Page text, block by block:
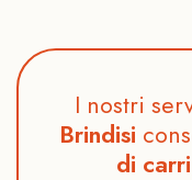
I nostri
Brindisi
di carri